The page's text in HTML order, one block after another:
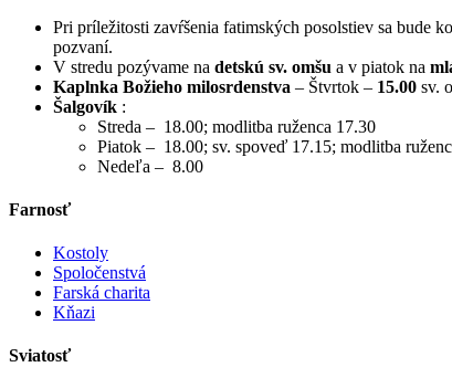
Pri príležitosti zavŕšenia fatimských posolstiev sa bude
pozvaní.
V stredu pozývame na detskú sv. omšu a v piatok na
Kaplnka Božieho milosrdenstva – Štvrtok – 15.00 sv.
Šalgovík :
Streda – 18.00; modlitba ruženca 17.30
Piatok – 18.00; sv. spoveď 17.15; modlitba
Nedeľa – 8.00
Farnosť
Kostoly
Spoločenstvá
Farská charita
Kňazi
Sviatosť